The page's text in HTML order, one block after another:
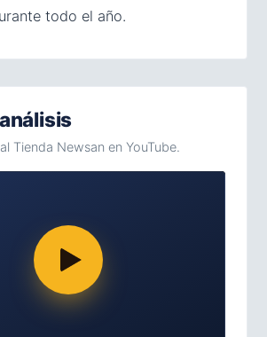
todo el año.
Tienda Newsan en YouTube.